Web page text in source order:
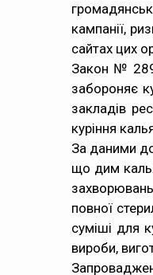
кампанії,
сайтах цих
Закон №
забороняє
закладів
куріння
За даними
що дим
повної
суміші для
вироби,